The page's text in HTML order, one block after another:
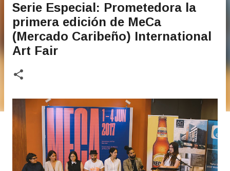
Serie Especial: Prometedora la
primera edición de MeCa
(Mercado Caribeño) International
Art Fair